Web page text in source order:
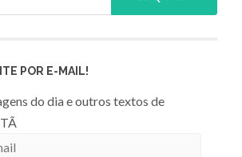
POR E-MAIL!
do dia e outros textos de